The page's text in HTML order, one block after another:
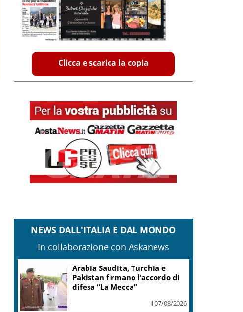
Clicca e scarica la copia
NEWS DALL'ITALIA E DAL MONDO
In collaborazione con Askanews
Arabia Saudita, Turchia e
Pakistan firmano l’accordo di
difesa “La Mecca”
il 07/08/2026